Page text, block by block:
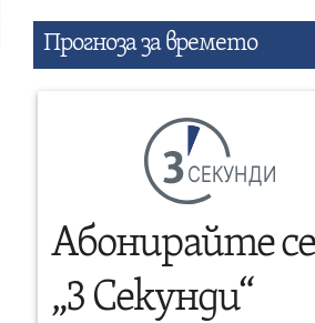
Прогнозa за времето
СЕКУНДИ
Абонирайте се
„3 Секунди“